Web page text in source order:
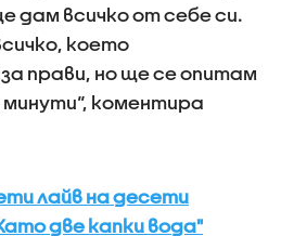
дам всичко от себе си.
което
прави, но ще се опитам
коментира
лайв на десети
две капки вода"